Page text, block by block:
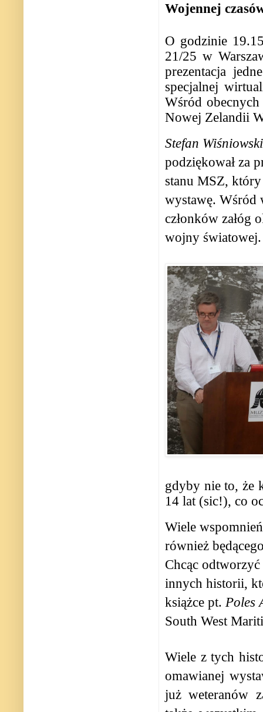
Wojennej
O godzinie
21/25 w
prezentacja
specjalnej
Wśród
Nowej Zelandii
Stefan Wiśniowski
podziękował za
stanu MSZ, który
wystawę. Wśród
członków załóg
wojny światowej.
gdyby nie to, że
14 lat (sic!), co
Wiele
również
Chcąc
innych historii,
książce pt. Poles
South West
Wiele z tych
omawianej
już weteranów